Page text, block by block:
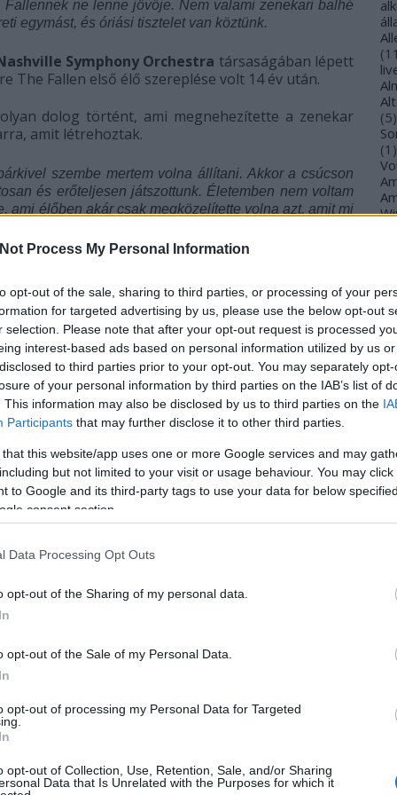
Process My Personal Information
opt-out of the sale, sharing to third parties, or processing of your
for targeted advertising by us, please use the below opt-out
selection. Please note that after your opt-out request is processed
interest-based ads based on personal information utilized by us
to third parties prior to your opt-out. You may separately
of your personal information by third parties on the IAB’s list of
This information may also be disclosed by us to third parties on the
Participants that may further disclose it to other third parties.
that this website/app uses one or more Google services and may
but not limited to your visit or usage behaviour. You may
to Google and its third-party tags to use your data for below
consent section.
Data Processing Opt Outs
opt-out of the Sharing of my personal data.
opt-out of the Sale of my Personal Data.
opt-out of processing my Personal Data for Targeted
opt-out of Collection, Use, Retention, Sale, and/or Sharing
Data that Is Unrelated with the Purposes for which it
ne lenne jövője. Nem valami zenekari balhé
egymást, és óriási tisztelet van köztünk.
Symphony Orchestra társaságában lépett
The Fallen első élő szereplése volt 14 év után.
dolog történt, ami megnehezítette a zenekar
amit létrehoztak.
szembe mertem volna állítani. Akkor a csúcson
és erőteljesen játszottunk. Életemben nem voltam
ami élőben akár csak megközelítette volna azt, amit mi
A tagok az elmúlt években szülők lettek,
szerint azonban a többiek részéről megvan a
turnézik. Ezt is figyelembe kellene vennünk. De a
lennénk megoldani.
egészségi állapota. A gitáros őszintén beszélt
a We Are The Fallen műsorát, és még
a kezeit érintő súlyos degeneratív ízületi
megnehezíti a gitározást.
(11
(5)
(1 )